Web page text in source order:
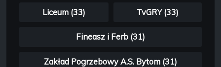
Liceum (33) TvGRY (33)
Fineasz i Ferb (31)
Zakład Pogrzebowy A.S. Bytom (31)